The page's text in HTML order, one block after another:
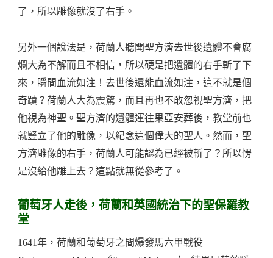
了，所以雕像就沒了右手。
另外一個說法是，荷蘭人聽聞聖方濟去世後遺體不會腐
爛大為不解而且不相信，所以硬是把遺體的右手斬了下
來，瞬間血流如注！去世後還能血流如注，這不就是個
奇蹟？荷蘭人大為震驚，而且再也不敢忽視聖方濟，把
他視為神聖。聖方濟的遺體運往果亞安葬後，教堂前也
就豎立了他的雕像，以紀念這個偉大的聖人。然而，聖
方濟雕像的右手，荷蘭人可能認為已經被斬了？所以愣
是沒給他雕上去？這點就無從參考了。
葡萄牙人走後，荷蘭和英國統治下的聖保羅教
堂
1641年，荷蘭和葡萄牙之間爆發馬六甲戰役